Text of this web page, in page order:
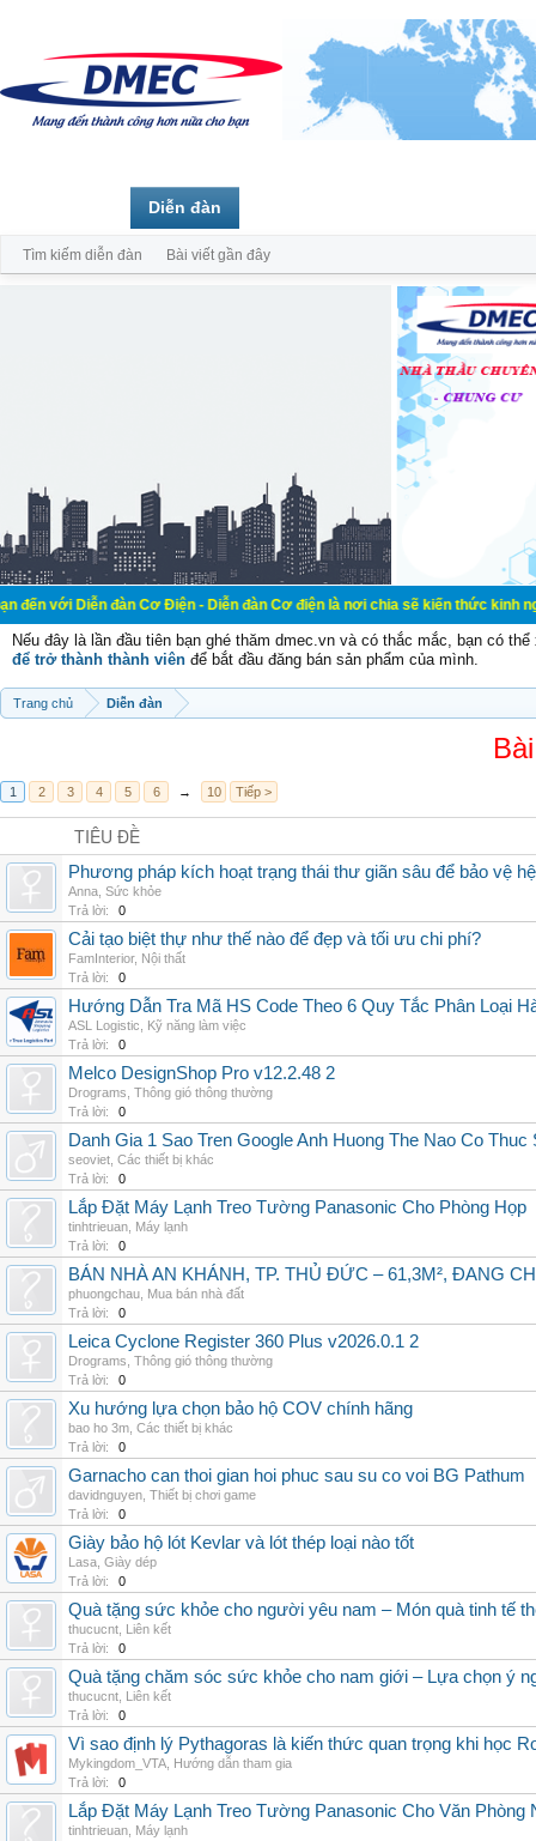
đàn Cơ Điện - Diễn đàn Cơ điện là nơi chia sẽ kiến thức kinh nghiệm
Nếu đây là lần đầu tiên bạn ghé thăm dmec.vn và có thắc mắc, bạn có
để trở thành thành viên để bắt đầu đăng bán sản phẩm của mình.
Trang chủ Diễn đàn
1 2 3 4 5 6 → 10 Tiếp >
TIÊU ĐỀ
Phương pháp kích hoạt trạng thái thư giãn sâu để bảo vệ
Anna Sức khỏe
Trả lời:
0
Cải tạo biệt thự như thế nào để đẹp và tối ưu chi phí?
FamInterior, Nội thất
Trả lời:
0
Hướng Dẫn Tra Mã HS Code Theo 6 Quy Tắc Phân Loại
ASL Logistic
Kỹ năng làm việc
Trả lời:
0
Melco DesignShop Pro v12.2.48 2
Drograms Thông gió thông thường
Trả lời:
0
Danh Gia 1 Sao Tren Google Anh Huong The Nao Co Thuc
seoviet Các thiết bị khác
Trả lời:
0
Lắp Đặt Máy Lạnh Treo Tường Panasonic Cho Phòng Họp
tinhtrieuan Máy lạnh
Trả lời:
0
BÁN NHÀ AN KHÁNH, TP. THỦ ĐỨC – 61,3M², ĐANG
phuongchau Mua bán nhà đất
Trả lời:
0
Leica Cyclone Register 360 Plus v2026.0.1 2
Drograms Thông gió thông thường
Trả lời:
0
Xu hướng lựa chọn bảo hộ COV chính hãng
bao ho 3m Các thiết bị khác
Trả lời:
0
Garnacho can thoi gian hoi phuc sau su co voi BG Pathum
davidnguyen Thiết bị chơi game
Trả lời:
0
Giày bảo hộ lót Kevlar và lót thép loại nào tốt
Lasa Giày dép
Trả lời:
0
Quà tặng sức khỏe cho người yêu nam – Món quà tinh tế
thucucnt Liên kết
Trả lời:
0
Quà tặng chăm sóc sức khỏe cho nam giới – Lựa chọn ý
thucucnt Liên kết
Trả lời:
0
Vì sao định lý Pythagoras là kiến thức quan trọng khi học
Mykingdom_VTA Hướng dẫn tham gia
Trả lời:
0
Lắp Đặt Máy Lạnh Treo Tường Panasonic Cho Văn Phòng
tinhtrieuan Máy lạnh
Diễn đàn
Tìm kiếm diễn đàn Bài viết gần đây